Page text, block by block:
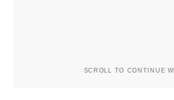
SCROLL TO CONTINUE